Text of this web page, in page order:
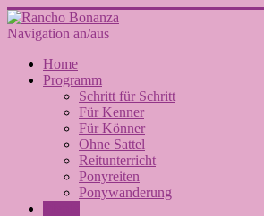
Navigation an/aus
Home
Programm
Schritt für Schritt
Für Kenner
Für Könner
Ohne Sattel
Reitunterricht
Ponyreiten
Ponywanderung